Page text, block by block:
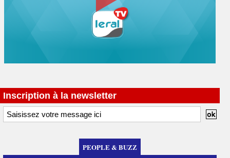
Inscription à la newsletter
PEOPLE & BUZZ